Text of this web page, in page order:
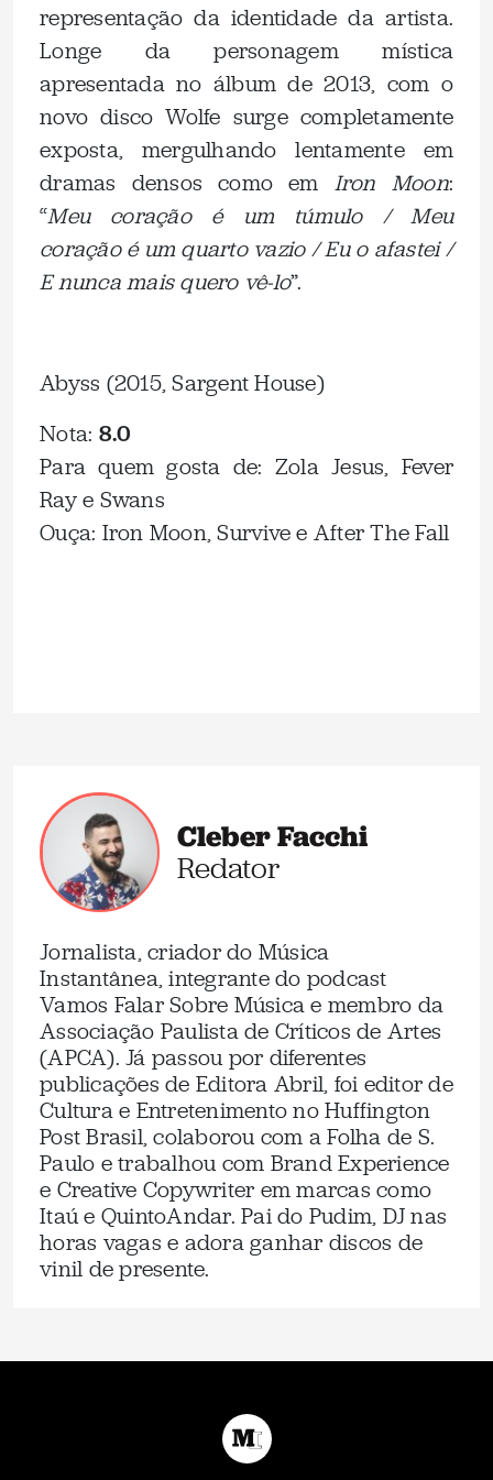
representação da identidade da artista.
Longe da personagem mística
apresentada no álbum de 2013, com o
novo disco Wolfe surge completamente
exposta, mergulhando lentamente em
dramas densos como em Iron Moon:
“Meu coração é um túmulo / Meu
coração é um quarto vazio / Eu o afastei /
E nunca mais quero vê-lo”.
Abyss (2015, Sargent House)
Nota: 8.0
Para quem gosta de: Zola Jesus, Fever
Ray e Swans
Ouça: Iron Moon, Survive e After The Fall
Cleber Facchi
Redator
Jornalista, criador do Música
Instantânea, integrante do podcast
Vamos Falar Sobre Música e membro da
Associação Paulista de Críticos de Artes
(APCA). Já passou por diferentes
publicações de Editora Abril, foi editor de
Cultura e Entretenimento no Huffington
Post Brasil, colaborou com a Folha de S.
Paulo e trabalhou com Brand Experience
e Creative Copywriter em marcas como
Itaú e QuintoAndar. Pai do Pudim, DJ nas
horas vagas e adora ganhar discos de
vinil de presente.